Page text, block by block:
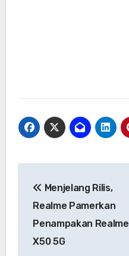
pos
Menjelang Rilis,
Realme Pamerkan
Penampakan Realme
X50 5G